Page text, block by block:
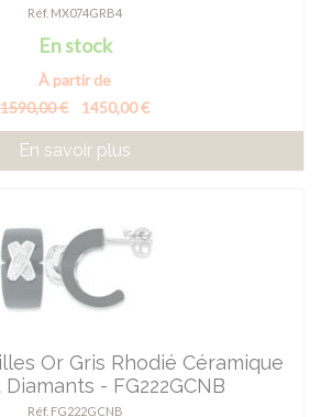
Réf. MX074GRB4
En stock
À partir de
1590,00 €
1450,00 €
En savoir plus
Or Gris Rhodié Céramique
- FG222GCNB
Réf. FG222GCNB